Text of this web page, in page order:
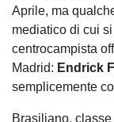
Aprile, ma
mediatico di cui
centrocampista
Madrid: Endrick
semplicemente
Brasiliano,